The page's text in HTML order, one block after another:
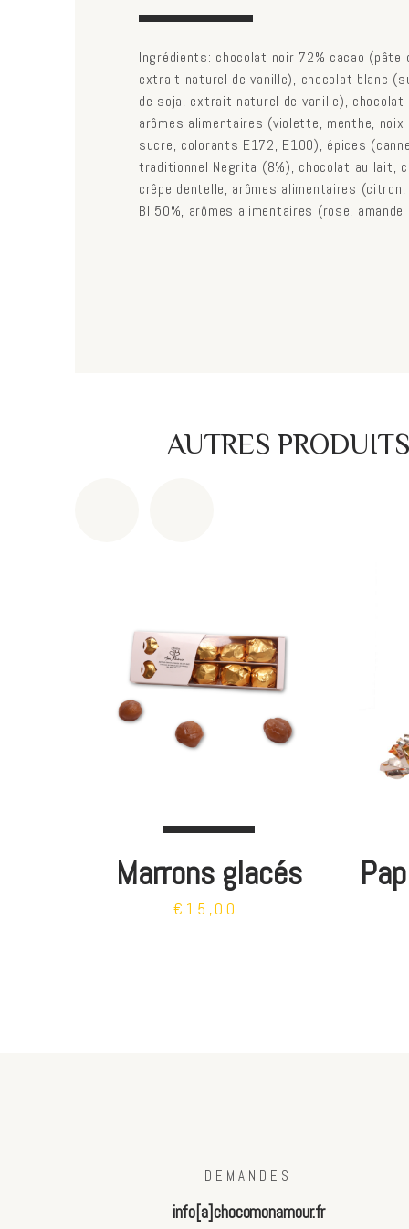
Ingrédients: chocolat noir 72% cacao
extrait naturel de vanille), chocolat blanc
de soja, extrait naturel de vanille),
arômes alimentaires (violette, menthe,
sucre, colorants E172, E100), épices
traditionnel Negrita (8%), chocolat au lait,
crêpe dentelle, arômes alimentaires (citron,
BI 50%, arômes alimentaires (rose, amande
AUTRES
Marrons glacés
€15,00
DEMANDES
info[a]chocomonamour.fr